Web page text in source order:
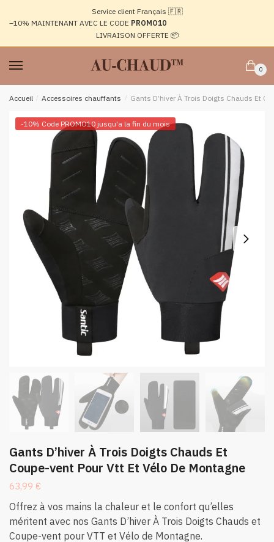
navigation
Service client Français 🇫🇷
–10% MAINTENANT AVEC LE CODE PROMO10
LIVRAISON OFFERTE 📦
0
Accueil / Accessoires chauffants / Gants D’hiver À Trois Doigts Chauds Et
-10% Code PROMO10 jusqu'a la fin du mois
Gants D’hiver À Trois Doigts Chauds Et
Coupe-vent Pour Vtt Et Vélo De Montagne
63,99 €
Offrez à vos mains la chaleur et le confort qu’elles
méritent avec nos Gants D’hiver À Trois Doigts Chauds et
Coupe-vent pour VTT et Vélo de Montagne.